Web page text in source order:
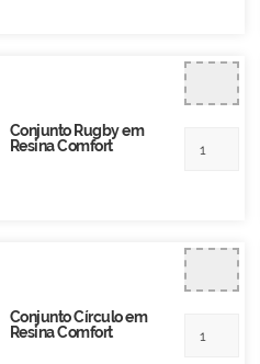
Conjunto Rugby em
Resina Comfort
Conjunto Círculo em
Resina Comfort